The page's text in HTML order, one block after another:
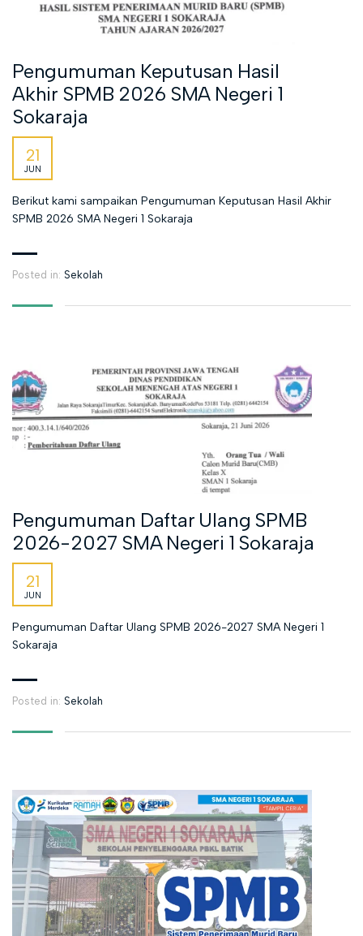
Pengumuman Keputusan Hasil
Akhir SPMB 2026 SMA Negeri 1
Sokaraja
21
JUN
Berikut kami sampaikan Pengumuman Keputusan Hasil Akhir
SPMB 2026 SMA Negeri 1 Sokaraja
Posted in: Sekolah
Pengumuman Daftar Ulang SPMB
2026-2027 SMA Negeri 1 Sokaraja
21
JUN
Pengumuman Daftar Ulang SPMB 2026-2027 SMA Negeri 1
Sokaraja
Posted in: Sekolah